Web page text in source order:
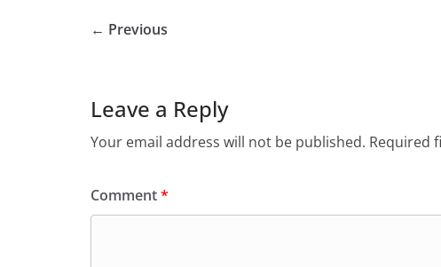
← Previous
Leave a Reply
Your email address will not be published. Required
Comment*